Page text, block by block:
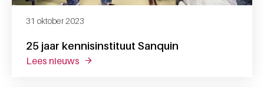
25 jaar kennisinstituut Sanquin
31 oktober 2023
lees nieuws over 25 jaar kennisinstituut sanquin